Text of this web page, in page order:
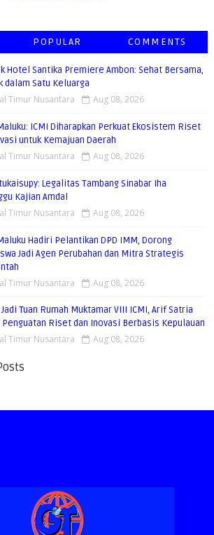
POPULAR COMMENTS
Hotel Santika Premiere Ambon: Sehat Bersama,
dalam Satu Keluarga
Timur Nusantara Aug 08, 2026
ICMI Diharapkan Perkuat Ekosistem Riset
untuk Kemajuan Daerah
Timur Nusantara Aug 08, 2026
Legalitas Tambang Sinabar Iha
Kajian Amdal
Timur Nusantara Aug 08, 2026
Hadiri Pelantikan DPD IMM, Dorong
Jadi Agen Perubahan dan Mitra Strategis
Timur Nusantara Aug 08, 2026
Tuan Rumah Muktamar VIII ICMI, Arif Satria
Penguatan Riset dan Inovasi Berbasis Kepulauan
Timur Nusantara Aug 08, 2026